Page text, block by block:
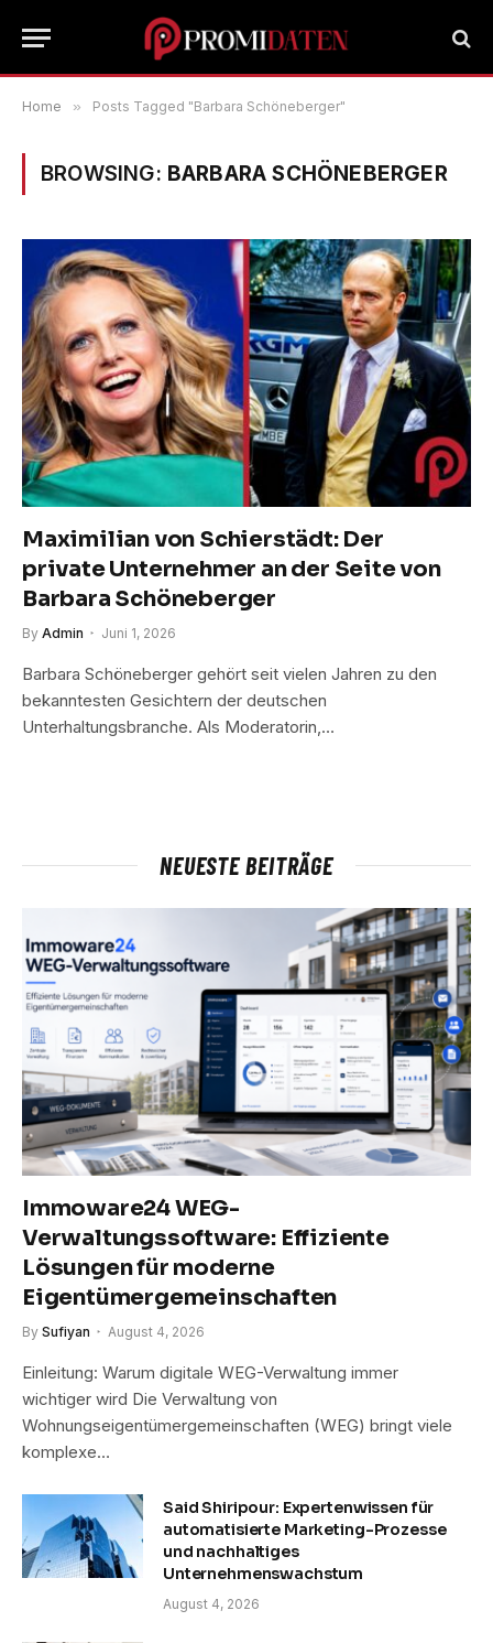
Home » Posts Tagged "Barbara Schöneberger"
BROWSING: BARBARA SCHÖNEBERGER
Maximilian von Schierstädt: Der
private Unternehmer an der Seite von
Barbara Schöneberger
By Admin Juni 1, 2026
Barbara Schöneberger gehört seit vielen Jahren zu den
bekanntesten Gesichtern der deutschen
Unterhaltungsbranche. Als Moderatorin,…
NEUESTE BEITRÄGE
Immoware24 WEG-
Verwaltungssoftware: Effiziente
Lösungen für moderne
Eigentümergemeinschaften
By Sufiyan August 4, 2026
Einleitung: Warum digitale WEG-Verwaltung immer
wichtiger wird Die Verwaltung von
Wohnungseigentümergemeinschaften (WEG) bringt viele
komplexe…
Said Shiripour: Expertenwissen für
automatisierte Marketing-Prozesse
und nachhaltiges
Unternehmenswachstum
August 4, 2026